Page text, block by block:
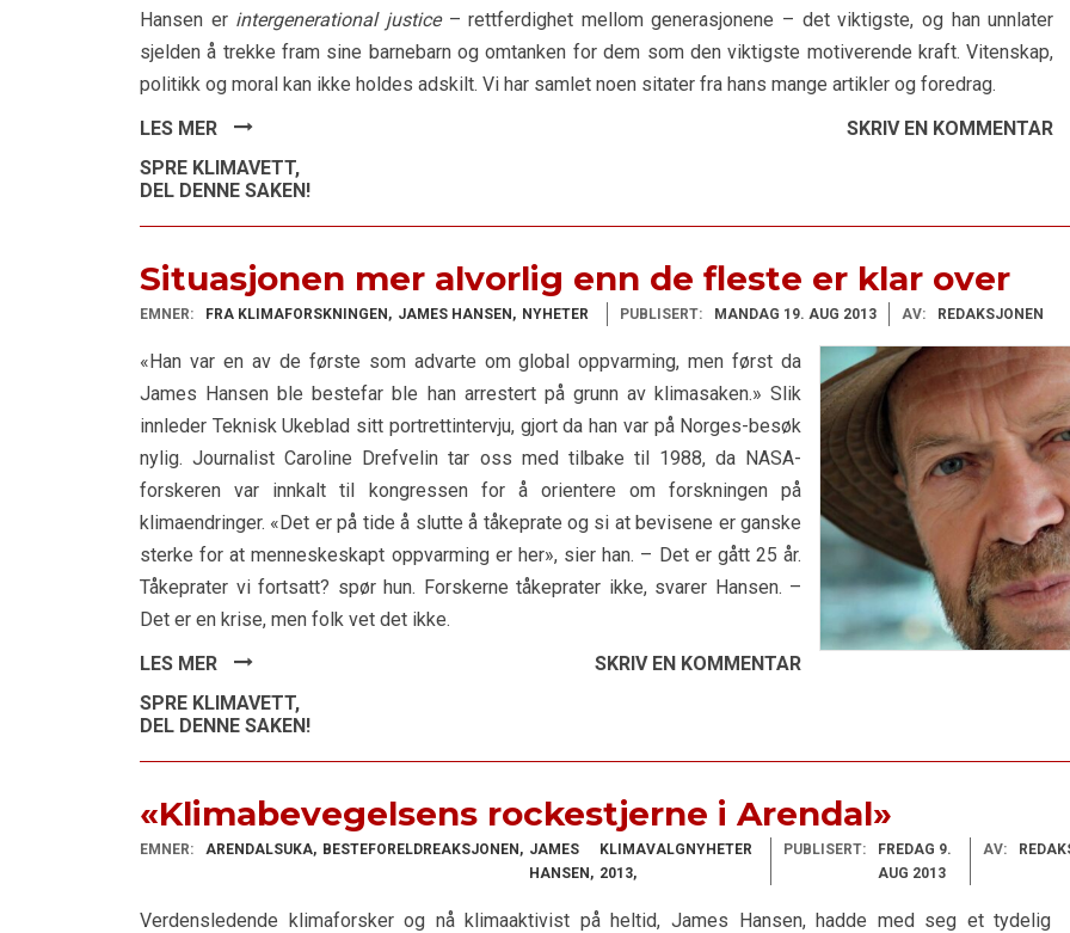
Hansen er intergenerational justice– rettferdighet mellom generasjonene – det viktigste, og han unnlater
sjelden å trekke fram sine barnebarn og omtanken for dem som den viktigste motiverende kraft. Vitenskap,
politikk og moral kan ikke holdes adskilt. Vi har samlet noen sitater fra hans mange artikler og foredrag.
LES MER
SKRIV EN KOMMENTAR
SPRE KLIMAVETT,
DEL DENNE SAKEN!
Situasjonen mer alvorlig enn de fleste er klar over
EMNER: FRA KLIMAFORSKNINGEN JAMES HANSEN NYHETER PUBLISERT: MANDAG 19. AUG 2013 AV: REDAKSJONEN
«Han var en av de første som advarte om global oppvarming, men først da
James Hansen ble bestefar ble han arrestert på grunn av klimasaken.» Slik
innleder Teknisk Ukeblad sitt portrettintervju, gjort da han var på Norges-besøk
nylig. Journalist Caroline Drefvelin tar oss med tilbake til 1988, da NASA-
forskeren var innkalt til kongressen for å orientere om forskningen på
klimaendringer. «Det er på tide å slutte å tåkeprate og si at bevisene er ganske
sterke for at menneskeskapt oppvarming er her», sier han. – Det er gått 25 år.
Tåkeprater vi fortsatt? spør hun. Forskerne tåkeprater ikke, svarer Hansen. –
Det er en krise, men folk vet det ikke.
LES MER
SKRIV EN KOMMENTAR
SPRE KLIMAVETT,
DEL DENNE SAKEN!
«Klimabevegelsens rockestjerne i Arendal»
EMNER: ARENDALSUKA BESTEFORELDREAKSJONEN
JAMES
HANSEN
KLIMAVALG
2013
NYHETER PUBLISERT:
FREDAG 9.
AUG 2013
AV:
Verdensledende klimaforsker og nå klimaaktivist på heltid, James Hansen, hadde med seg et tydelig